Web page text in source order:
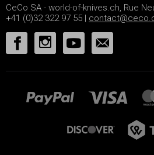
CeCo SA - world-of-knives.ch, Rue
+41 (0)32 322 97 55 |